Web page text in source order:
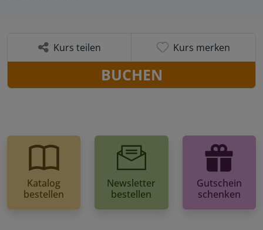
Kurs teilen Kurs merken
BUCHEN
Katalog
bestellen
Newsletter
bestellen
Gutschein
schenken